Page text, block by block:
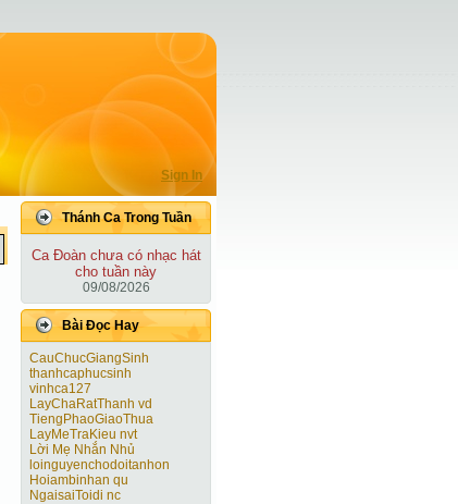
Sign In
Thánh Ca Trong Tuần
Ca Ðoàn chưa có nhạc hát
cho tuần này
09/08/2026
Bài Ðọc Hay
CauChucGiangSinh
thanhcaphucsinh
vinhca127
LayChaRatThanh vd
TiengPhaoGiaoThua
LayMeTraKieu nvt
Lời Mẹ Nhắn Nhủ
loinguyenchodoitanhon
Hoiambinhan qu
NgaisaiToidi nc